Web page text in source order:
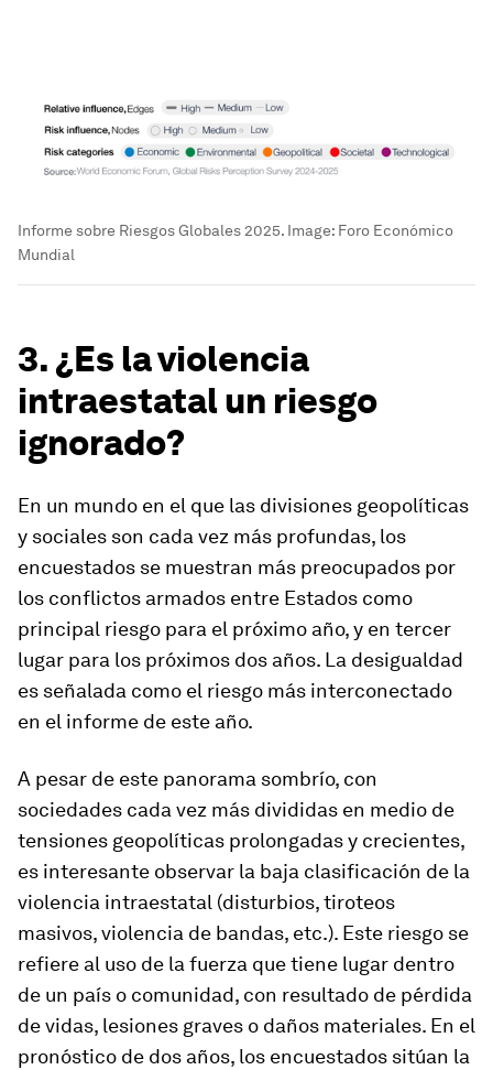
Informe sobre Riesgos Globales 2025. Image: Foro Económico
Mundial
3. ¿Es la violencia
intraestatal un riesgo
ignorado?
En un mundo en el que las divisiones geopolíticas
y sociales son cada vez más profundas, los
encuestados se muestran más preocupados por
los conflictos armados entre Estados como
principal riesgo para el próximo año, y en tercer
lugar para los próximos dos años. La desigualdad
es señalada como el riesgo más interconectado
en el informe de este año.
A pesar de este panorama sombrío, con
sociedades cada vez más divididas en medio de
tensiones geopolíticas prolongadas y crecientes,
es interesante observar la baja clasificación de la
violencia intraestatal (disturbios, tiroteos
masivos, violencia de bandas, etc.). Este riesgo se
refiere al uso de la fuerza que tiene lugar dentro
de un país o comunidad, con resultado de pérdida
de vidas, lesiones graves o daños materiales. En el
pronóstico de dos años, los encuestados sitúan la